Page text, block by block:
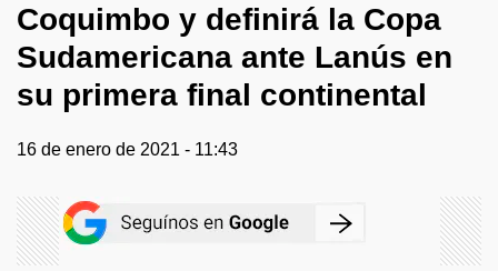
Coquimbo y definirá la Copa
Sudamericana ante Lanús en
su primera final continental
16 de enero de 2021 - 11:43